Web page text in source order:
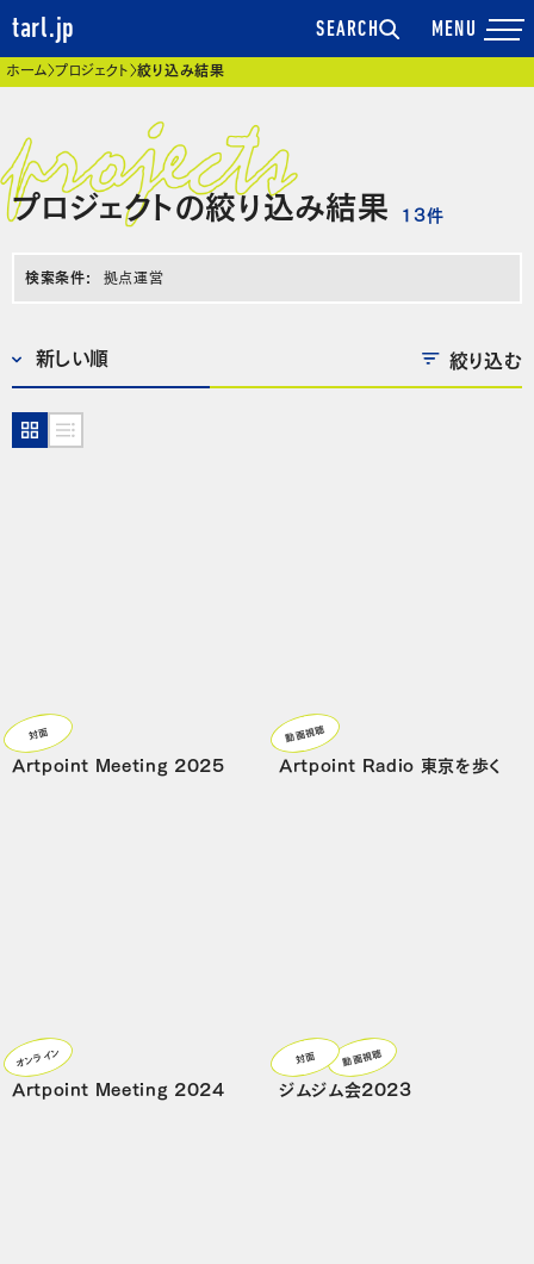
tarl.jp SEARCH
現在位置
ホーム プロジェクト 絞り込み結果
プロジェクトの絞り込み結果 13件
検索条件: 拠点運営
絞り込む
Artpoint Meeting 2025
対面
Artpoint Radio 東京を歩く
動画視聴
Artpoint Meeting 2024
オンライン
ジムジム会2023
対面 動画視聴